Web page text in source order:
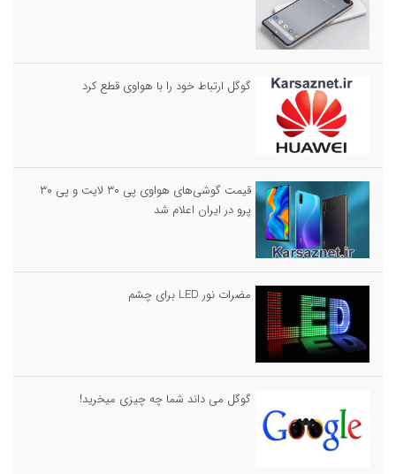
گوگل ارتباط خود را با هواوی قطع کرد
قیمت گوشی‌های هواوی پی ۳۰ لایت و پی ۳۰
پرو در ایران اعلام شد
مضرات نور LED برای چشم
گوگل می داند شما چه چیزی میخرید!